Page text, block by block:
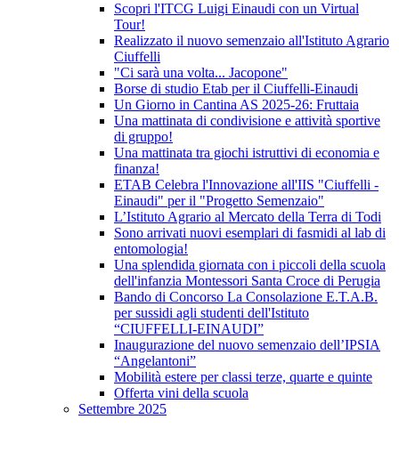
Scopri l'ITCG Luigi Einaudi con un Virtual
Tour!
Realizzato il nuovo semenzaio all'Istituto Agrario
Ciuffelli
"Ci sarà una volta... Jacopone"
Borse di studio Etab per il Ciuffelli-Einaudi
Un Giorno in Cantina AS 2025-26: Fruttaia
Una mattinata di condivisione e attività sportive
di gruppo!
Una mattinata tra giochi istruttivi di economia e
finanza!
ETAB Celebra l'Innovazione all'IIS "Ciuffelli -
Einaudi" per il "Progetto Semenzaio"
L’Istituto Agrario al Mercato della Terra di Todi
Sono arrivati nuovi esemplari di fasmidi al lab di
entomologia!
Una splendida giornata con i piccoli della scuola
dell'infanzia Montessori Santa Croce di Perugia
Bando di Concorso La Consolazione E.T.A.B.
per sussidi agli studenti dell'Istituto
“CIUFFELLI-EINAUDI”
Inaugurazione del nuovo semenzaio dell’IPSIA
“Angelantoni”
Mobilità estere per classi terze, quarte e quinte
Offerta vini della scuola
Settembre 2025